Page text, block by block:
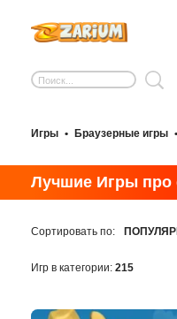
Игры • Браузерные игры •
Лучшие Игры
Сортировать по:
Игр в категории: 215